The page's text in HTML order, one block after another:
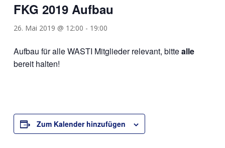
FKG 2019 Aufbau
26. Mai 2019 @ 12:00 - 19:00
Auf­bau für alle WASTI Mit­glie­der rele­vant, bit­tealle
bereit halten!
Zum Kalender hinzufügen